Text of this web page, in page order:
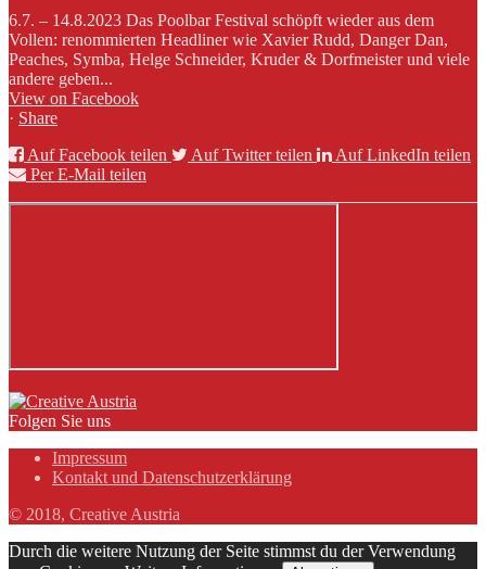
6.7. – 14.8.2023 Das Poolbar Festival schöpft wieder aus dem
Vollen: renommierten Headliner wie Xavier Rudd, Danger Dan,
Peaches, Symba, Helge Schneider, Kruder & Dorfmeister und viele
andere geben...
View on Facebook
· Share
Auf Facebook teilen
Auf Twitter teilen
Auf LinkedIn teilen
Per E-Mail teilen
Folgen Sie uns
Impressum
Kontakt und Datenschutzerklärung
© 2018, Creative Austria
Durch die weitere Nutzung der Seite stimmst du der Verwendung